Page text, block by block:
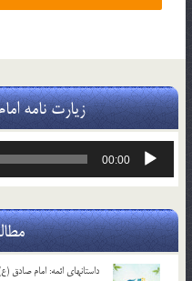
زیارت نامه
پخش‌کننده
00:00
داستانهای ائمه: امام صادق